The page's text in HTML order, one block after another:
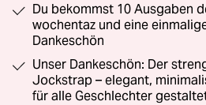
Du bekommst 10 Ausgaben
wochentaz und eine
Dankeschön
Unser Dankeschön: Der
Jockstrap – elegant,
für alle Geschlechter